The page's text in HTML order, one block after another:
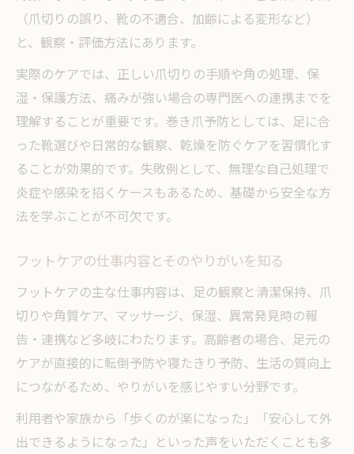
（爪切りの誤り、靴の不適合、加齢による変形など）
と、観察・評価方法にあります。
実際のケアでは、正しい爪切りの手順や角の処理、保
湿・保護方法、痛みが強い場合の専門医への連携までを
理解することが重要です。巻き爪予防としては、足に合
った靴選びや日常的な観察、乾燥を防ぐケアを習慣化す
ることが効果的です。失敗例として、無理な自己処理で
炎症や感染を招くケースもあるため、基礎から安全な方
法を学ぶことが不可欠です。
フットケアの仕事内容とそのやりがいを知る
フットケアの主な仕事内容は、足の観察と清潔保持、爪
切りや角質ケア、マッサージ、保湿、異常発見時の報
告・連携など多岐にわたります。高齢者の場合、足元の
ケアが直接的に転倒予防や寝たきり予防、生活の質向上
につながるため、やりがいを感じやすい分野です。
利用者や家族から「歩くのが楽になった」「安心して外
出できるようになった」といった声をいただくことも多